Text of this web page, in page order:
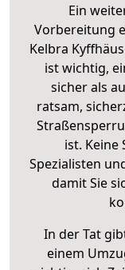
Ein
Vorbereitung
Kelbra
ist wichtig,
sicher als
ratsam,
ist. Keine
Spezialisten
damit Sie
In der Tat
einem